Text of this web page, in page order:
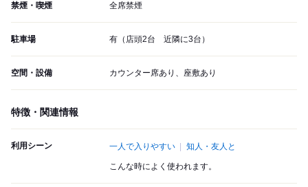
禁煙・喫煙 全席禁煙
駐車場 有（店頭2台 近隣に3台）
空間・設備 カウンター席あり、座敷あり
特徴・関連情報
利用シーン 一人で入りやすい 知人・友人と
こんな時によく使われます。